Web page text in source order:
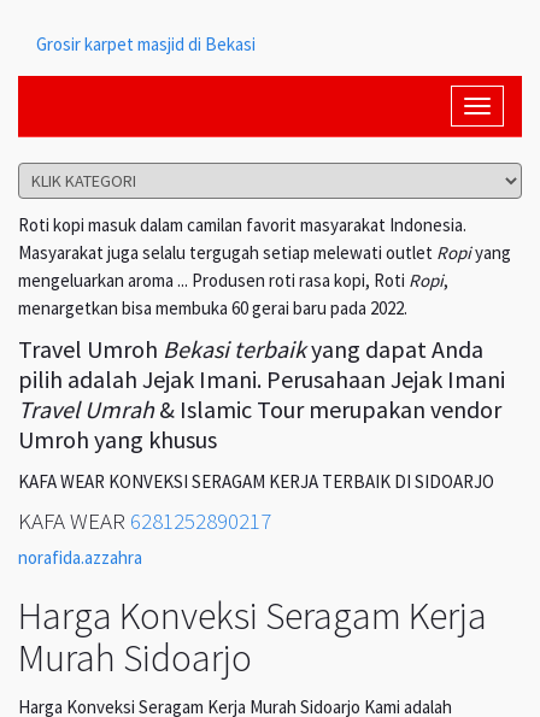
Grosir karpet masjid di Bekasi
Toggle
Roti kopi masuk dalam camilan favorit masyarakat Indonesia.
Masyarakat juga selalu tergugah setiap melewati outlet Ropiyang
mengeluarkan aroma ... Produsen roti rasa kopi, Roti Ropi,
menargetkan bisa membuka 60 gerai baru pada 2022.
Travel Umroh Bekasi terbaikyang dapat Anda
pilih adalah Jejak Imani. Perusahaan Jejak Imani
Travel Umrah& Islamic Tour merupakan vendor
Umroh yang khusus
KAFA WEAR KONVEKSI SERAGAM KERJA TERBAIK DI SIDOARJO
KAFA WEAR 6281252890217
norafida.azzahra
Harga Konveksi Seragam Kerja
Murah Sidoarjo
Harga Konveksi Seragam Kerja Murah Sidoarjo Kami adalah